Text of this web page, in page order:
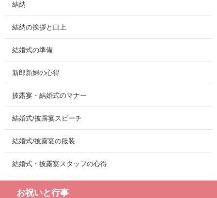
結納
結納の挨拶と口上
結婚式の準備
新郎新婦の心得
披露宴・結婚式のマナー
結婚式/披露宴スピーチ
結婚式/披露宴の服装
結婚式・披露宴スタッフの心得
お祝いと行事